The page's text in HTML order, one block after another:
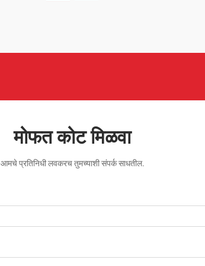
मोफत कोट मिळवा
आमचे प्रतिनिधी लवकरच तुमच्याशी संपर्क साधतील.